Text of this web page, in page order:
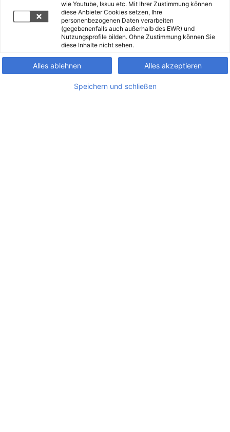
wie Youtube, Issuu etc. Mit Ihrer Zustimmung können
diese Anbieter Cookies setzen, Ihre
personenbezogenen Daten verarbeiten
(gegebenenfalls auch außerhalb des EWR) und
Nutzungsprofile bilden. Ohne Zustimmung können Sie
diese Inhalte nicht sehen.
Alles ablehnen Alles akzeptieren
Speichern und schließen